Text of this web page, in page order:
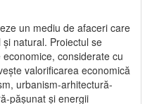
un mediu de afaceri care
natural. Proiectul se
considerate cu
valorificarea economică
urbanism-arhitectură-
pășunat și energii